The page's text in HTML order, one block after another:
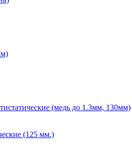
(медь до 1.3мм, 130мм)
(125 мм.)